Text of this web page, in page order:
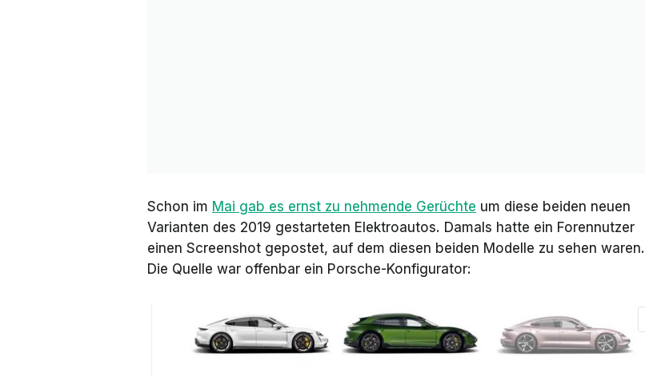
Schon im Mai gab es ernst zu nehmende Gerüchte um diese beiden neuen
Varianten des 2019 gestarteten Elektroautos. Damals hatte ein Forennutzer
einen Screenshot gepostet, auf dem diesen beiden Modelle zu sehen waren.
Die Quelle war offenbar ein Porsche-Konfigurator: